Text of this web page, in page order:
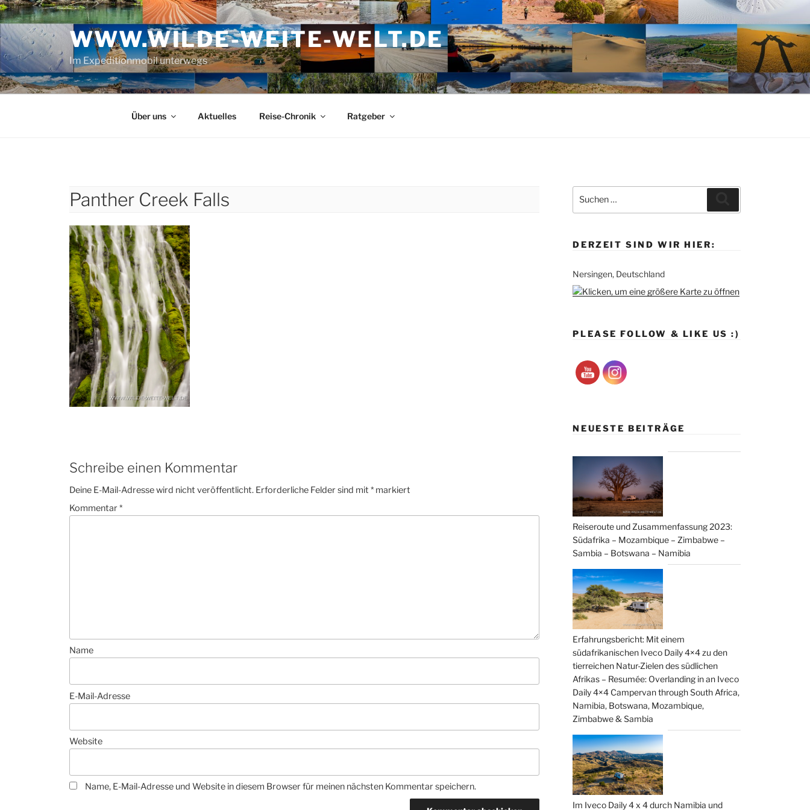
Zum
Inhalt
springen
WWW.WILDE-WEITE-WELT.DE
Im Expeditionmobil unterwegs
Über uns Aktuelles Reise-Chronik Ratgeber
Panther Creek Falls
Schreibe einen Kommentar
Deine E-Mail-Adresse wird nicht veröffentlicht. Erforderliche Felder sind mit* markiert
Kommentar*
Name
E-Mail-Adresse
Website
Name, E-Mail-Adresse und Website in diesem Browser für meinen nächsten Kommentar speichern.
nach:
DERZEIT SIND WIR HIER:
Nersingen, Deutschland
PLEASE FOLLOW & LIKE US :)
NEUESTE BEITRÄGE
Reiseroute und Zusammenfassung 2023:
Südafrika – Mozambique – Zimbabwe –
Sambia – Botswana – Namibia
Erfahrungsbericht: Mit einem
südafrikanischen Iveco Daily 4×4 zu den
tierreichen Natur-Zielen des südlichen
Afrikas – Resumée: Overlanding in an Iveco
Daily 4×4 Campervan through South Africa,
Namibia, Botswana, Mozambique,
Zimbabwe & Sambia
Im Iveco Daily 4 x 4 durch Namibia und